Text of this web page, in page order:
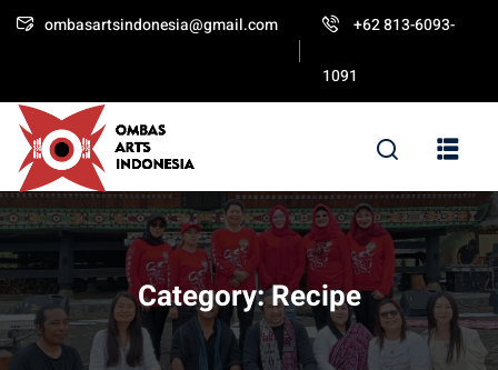
ombasartsindonesia@gmail.com +62 813-6093-
1091
Category:Recipe
Don’t have an account?